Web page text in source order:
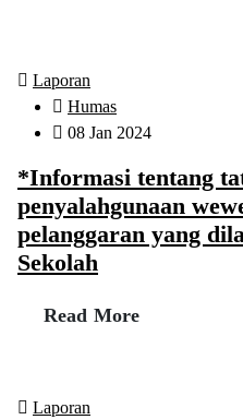
Laporan
Humas
08 Jan 2024
*Informasi tentang
penyalahgunaan
pelanggaran yang
Sekolah
Read More
Laporan